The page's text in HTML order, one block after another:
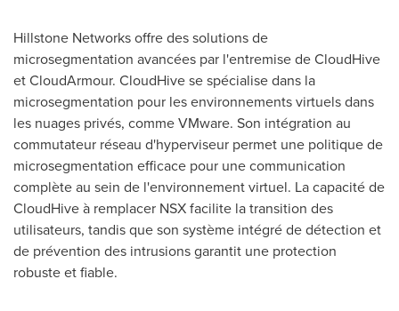
Hillstone Networks offre des solutions de
microsegmentation avancées par l'entremise de CloudHive
et CloudArmour. CloudHive se spécialise dans la
microsegmentation pour les environnements virtuels dans
les nuages privés, comme VMware. Son intégration au
commutateur réseau d'hyperviseur permet une politique de
microsegmentation efficace pour une communication
complète au sein de l'environnement virtuel. La capacité de
CloudHive à remplacer NSX facilite la transition des
utilisateurs, tandis que son système intégré de détection et
de prévention des intrusions garantit une protection
robuste et fiable.